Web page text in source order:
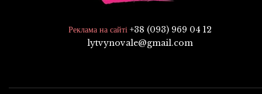
Реклама на сайті +38 (093) 969 04 12
lytvynovale@gmail.com